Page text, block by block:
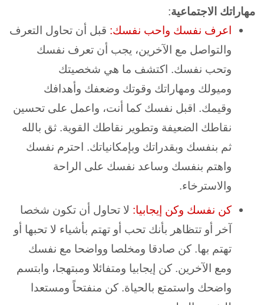
مهاراتك الاجتماعية:
اعرف نفسك واحب نفسك: قبل أن تحاول التعرف
والتواصل مع الآخرين، يجب أن تعرف نفسك
وتحب نفسك. اكتشف ما هي شخصيتك
وميولك ومهاراتك وقوتك وضعفك وأهدافك
وقيمك. اقبل نفسك كما أنت، واعمل على تحسين
نقاطك الضعيفة وتطوير نقاطك القوية. ثق بالله
ثم بنفسك وبقدراتك وبإمكانياتك. احترم نفسك
واهتم بنفسك وساعد نفسك على الراحة
والاسترخاء.
كن نفسك وكن إيجابيا: لا تحاول أن تكون شخصا
آخر أو تتظاهر بأنك تحب أو تهتم بأشياء لا تحبها أو
تهتم بها. كن صادقا ومخلصا وواضحا مع نفسك
ومع الآخرين. كن إيجابيا ومتفائلا ومبتهجا، وابتسم
واضحك واستمتع بالحياة. كن منفتحاً ومستعدا